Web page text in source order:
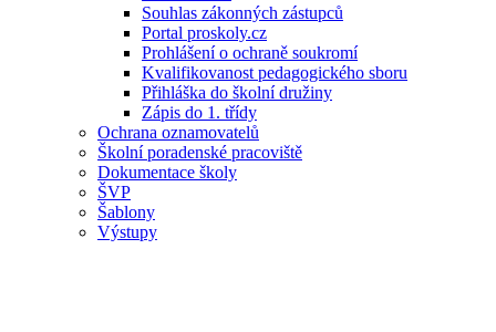
Souhlas zákonných zástupců
Portal proskoly.cz
Prohlášení o ochraně soukromí
Kvalifikovanost pedagogického sboru
Přihláška do školní družiny
Zápis do 1. třídy
Ochrana oznamovatelů
Školní poradenské pracoviště
Dokumentace školy
ŠVP
Šablony
Výstupy